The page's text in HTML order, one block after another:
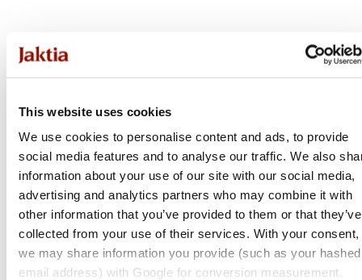
This website uses cookies
We use cookies to personalise content and ads, to provide
social media features and to analyse our traffic. We also
information about your use of our site with our social media,
advertising and analytics partners who may combine it with
other information that you’ve provided to them or that they’ve
collected from your use of their services. With your consent,
we may share information you provide (such as your hashed
email address) with Google for conversion measurement.
Browning
X-Bolt 2 Nordic Eclipse Adjustable Threaded